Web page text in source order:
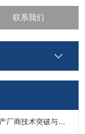
联系我们
高性价比ATCC细胞采购指南：国产厂商技术突破与进口替代分析